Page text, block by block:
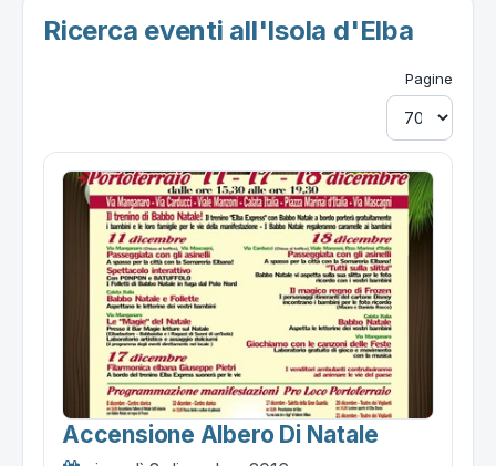
Ricerca eventi all'Isola d'Elba
Pagine
Accensione Albero Di Natale